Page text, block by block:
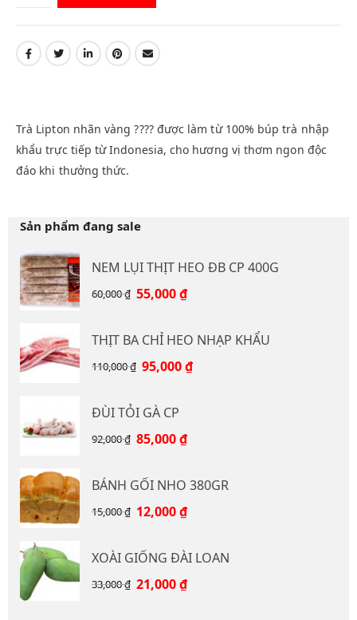
Trà Lipton nhãn vàng ???? được làm từ 100% búp trà nhập
khẩu trực tiếp từ Indonesia, cho hương vị thơm ngon độc
đáo khi thưởng thức.
Sản phẩm đang sale
NEM LỤI THỊT HEO ĐB CP 400G
60,000₫ Giá
60,000 ₫.
55,000₫Giá
là:
55,000 ₫.
THỊT BA CHỈ HEO NHẠP KHẨU
110,000₫ Giá
110,000 ₫.
95,000₫Giá
ĐÙI TỎI GÀ CP
92,000₫ Giá
92,000 ₫.
85,000₫Giá
là:
85,000 ₫.
BÁNH GỐI NHO 380GR
15,000₫ Giá
15,000 ₫.
12,000₫Giá
là:
12,000 ₫.
XOÀI GIỐNG ĐÀI LOAN
33,000₫ Giá
21,000₫Giá